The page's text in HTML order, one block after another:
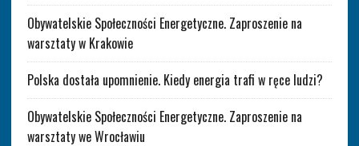
Obywatelskie Społeczności Energetyczne. Zaproszenie na
warsztaty w Krakowie
Polska dostała upomnienie. Kiedy energia trafi w ręce ludzi?
Obywatelskie Społeczności Energetyczne. Zaproszenie na
warsztaty we Wrocławiu